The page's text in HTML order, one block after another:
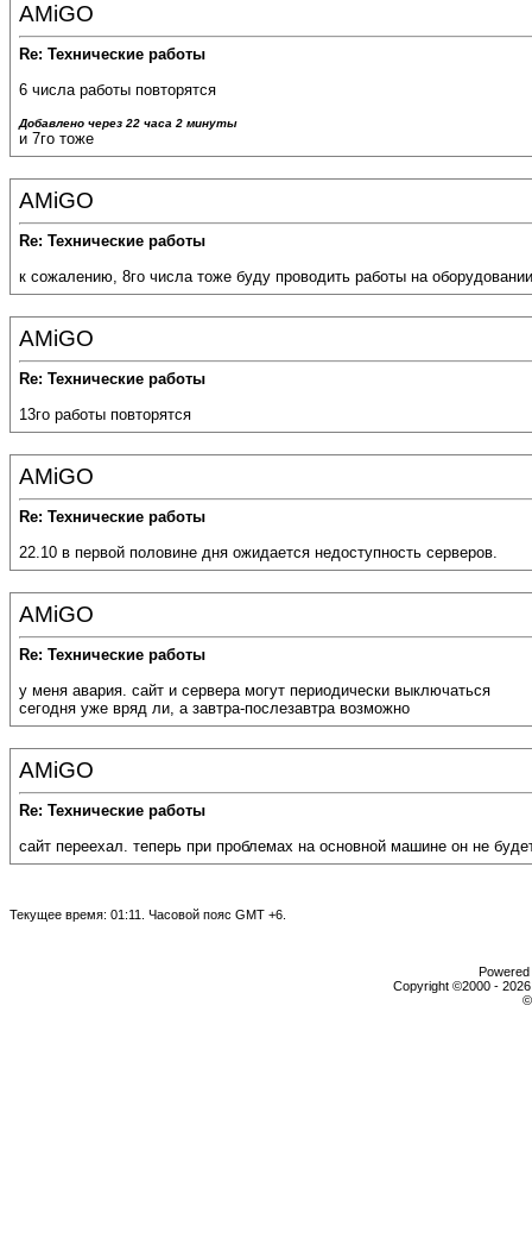
AMiGO
Re: Технические работы
6 числа работы повторятся
Добавлено через 22 часа 2 минуты
и 7го тоже
AMiGO
Re: Технические работы
к сожалению, 8го числа тоже буду проводить работы на
AMiGO
Re: Технические работы
13го работы повторятся
AMiGO
Re: Технические работы
22.10 в первой половине дня ожидается недоступность серверов.
AMiGO
Re: Технические работы
у меня авария. сайт и сервера могут периодически выключаться
сегодня уже вряд ли, а завтра-послезавтра возможно
AMiGO
Re: Технические работы
сайт переехал. теперь при проблемах на основной машине он не
Текущее время: 01:11 . Часовой пояс GMT +6.
Copyright ©2000 -
©